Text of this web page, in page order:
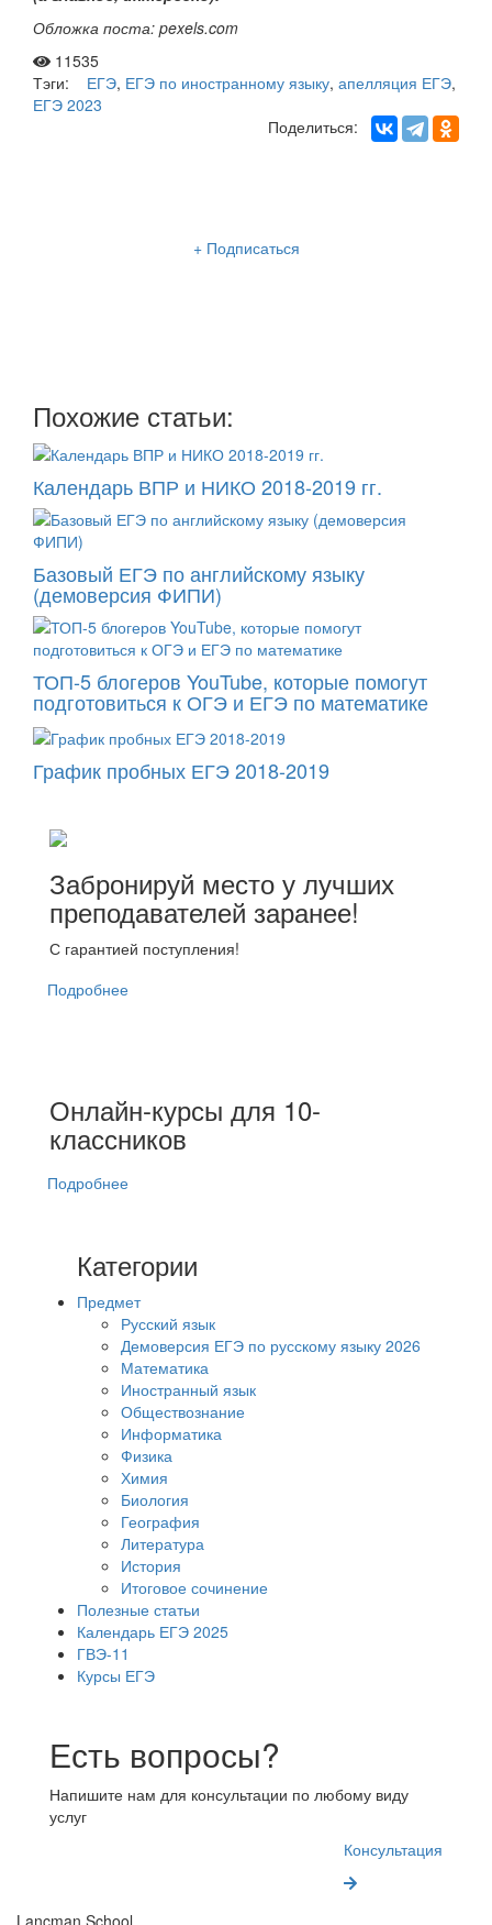
Обложка поста: pexels.com
11535
Тэги:
ЕГЭ, ЕГЭ по иностранному языку, апелляция ЕГЭ,
ЕГЭ 2023
Поделиться:
+ Подписаться
Похожие статьи:
Календарь ВПР и НИКО 2018-2019 гг.
Базовый ЕГЭ по английскому языку
(демоверсия ФИПИ)
ТОП-5 блогеров YouTube, которые помогут
подготовиться к ОГЭ и ЕГЭ по математике
График пробных ЕГЭ 2018-2019
Забронируй место у лучших
преподавателей заранее!
С гарантией поступления!
Подробнее
Онлайн-курсы для 10-
классников
Подробнее
Категории
Предмет
Русский язык
Демоверсия ЕГЭ по русскому языку 2026
Математика
Иностранный язык
Обществознание
Информатика
Физика
Химия
Биология
География
Литература
История
Итоговое сочинение
Полезные статьи
Календарь ЕГЭ 2025
ГВЭ-11
Курсы ЕГЭ
Есть вопросы?
Напишите нам для консультации по любому виду
услуг
Консультация
Lancman School